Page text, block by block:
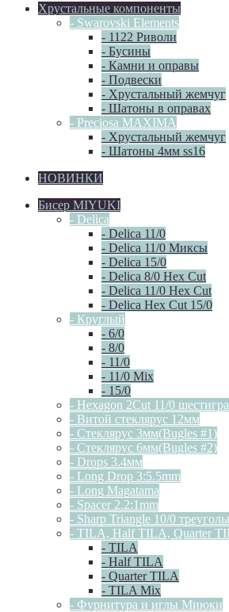
Хрустальные компоненты
- Swarovski Elements
- 1122 Риволи
- Бусины
- Камни и оправы
- Подвески
- Хрустальный жемчуг
- Шатоны в оправах
- Preciosa MAXIMA
- Хрустальный жемчуг
- Шатоны 4мм ss16
НОВИНКИ
Бисер MIYUKI
- Delica
- Delica 11/0
- Delica 11/0 Миксы
- Delica 15/0
- Delica 8/0 Hex Cut
- Delica 11/0 Hex Cut
- Delica Hex Cut 15/0
- Круглый
- 6/0
- 8/0
- 11/0
- 11/0 Mix
- 15/0
- Hexagon 2Cut 11/0
- Витой стеклярус 12мм
- Стеклярус 3мм(Bugles #1)
- Стеклярус 6мм(Bugles #2)
- Drops 3.4мм
- Long Drop 3:5.5mm
- Long Magatama
- Spacer 2.2:1mm
- Sharp Triangle 10/0
- TILA, Half TILA, Quarter
- TILA
- Half TILA
- Quarter TILA
- TILA Mix
- Фурнитура и иглы Миюки